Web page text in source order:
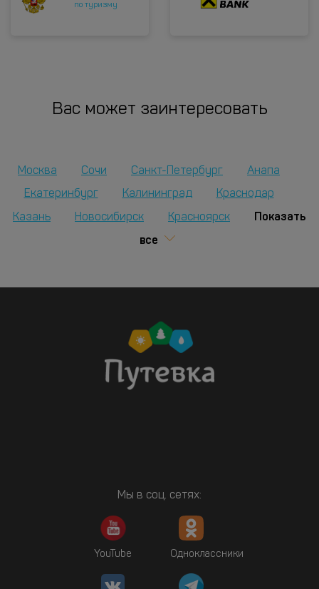
по туризму
Вас может заинтересовать
Москва Сочи Санкт-Петербург
Анапа
Екатеринбург
Калининград Краснодар
Казань Новосибирск Красноярск
Показать
все
Мы в соц. сетях:
YouTube Одноклассники